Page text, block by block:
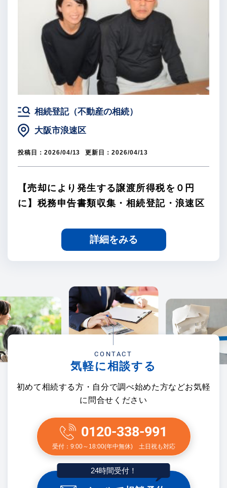
相続登記（不動産の相続）
大阪市浪速区
投稿日： 2026/04/13 更新日：2026/04/13
【売却により発生する譲渡所得税を０円
に】税務申告書類収集・相続登記・浪速区
詳細をみる
CONTACT
気軽に相談する
初めて相続する方・自分で調べ始めた方などお気軽
に問合せください
0120-338-991
受付：9:00～18:00(年中無休) 土日祝も対応
24時間受付！